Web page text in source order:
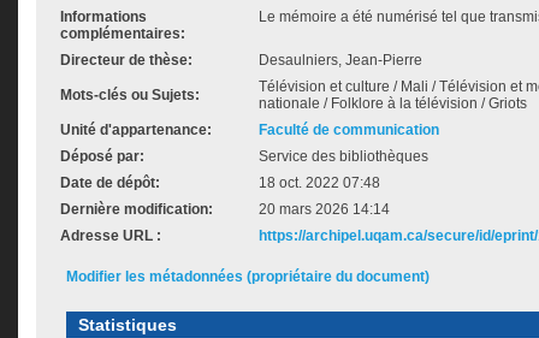
Informations
complémentaires:
Le mémoire a été numérisé tel que
Directeur de thèse: Desaulniers, Jean-Pierre
Mots-clés ou Sujets:
Télévision et culture / Mali / Télévision et
nationale / Folklore à la télévision / Griots
Unité d'appartenance:
Faculté de communication
Déposé par:
Service des bibliothèques
Date de dépôt:
18 oct. 2022 07:48
Dernière modification:
20 mars 2026 14:14
Adresse URL :
https://archipel.uqam.ca/secure/id/
Modifier les métadonnées (propriétaire du document)
Statistiques